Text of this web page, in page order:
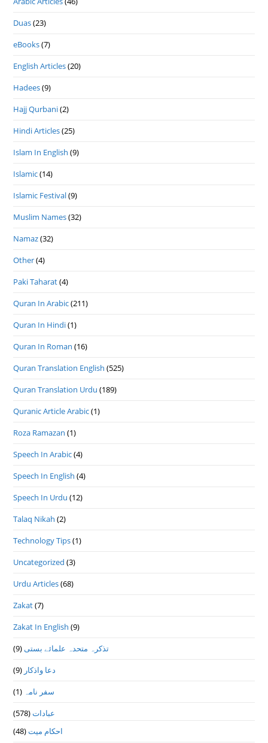
Duas(23)
eBooks(7)
English Articles(20)
Hadees(9)
Hajj Qurbani(2)
Hindi Articles(25)
Islam In English (9)
Islamic(14)
Islamic Festival(9)
Muslim Names(32)
Namaz(32)
Other(4)
Paki Taharat(4)
Quran In Arabic(211)
Quran In Hindi(1)
Quran In Roman (16)
Quran Translation English (525)
Quran Translation Urdu (189)
Quranic Article Arabic(1)
Roza Ramazan (1)
Speech In Arabic(4)
Speech In English (4)
Speech In Urdu (12)
Talaq Nikah (2)
Technology Tips(1)
Uncategorized (3)
Urdu Articles(68)
Zakat(7)
Zakat In English (9)
تذكرہ متحدہ علمائے بستى(9)
دعا واذكار (9)
سفر نامہ (1)
عبادات(578)
احکام میت(48)